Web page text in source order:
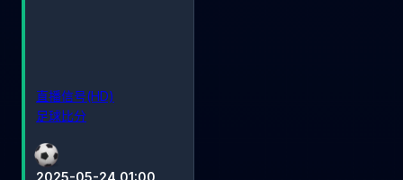
2025-05-24 01:00
直播信号(HD)
足球比分